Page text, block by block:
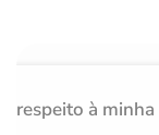
respeito à minha